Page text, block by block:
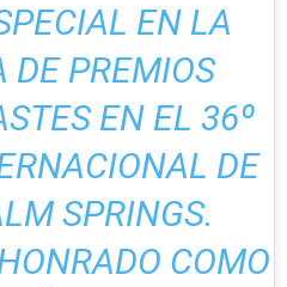
EN LA
DE PREMIOS
EN EL 36º
DE
SPRINGS.
COMO